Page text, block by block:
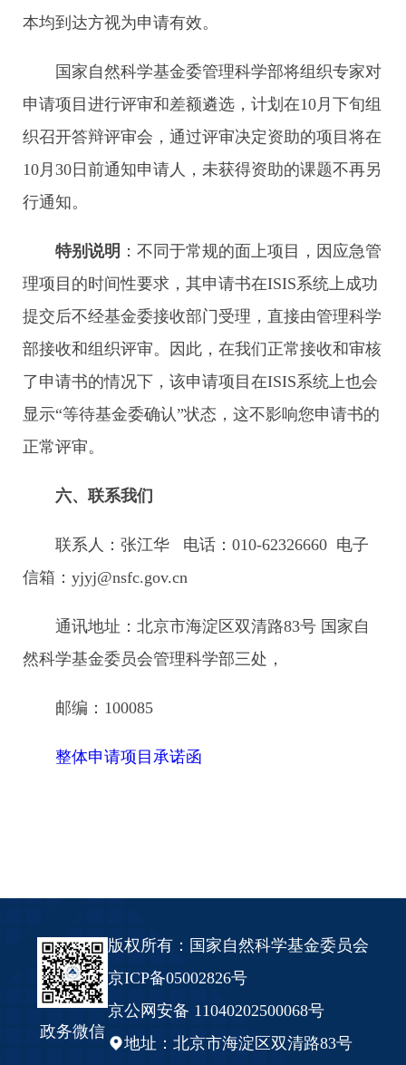
本均到达方视为申请有效。
国家自然科学基金委管理科学部将组织专家对
申请项目进行评审和差额遴选，计划在10月下旬组
织召开答辩评审会，通过评审决定资助的项目将在
10月30日前通知申请人，未获得资助的课题不再另
行通知。
特别说明 ：不同于常规的面上项目，因应急管
理项目的时间性要求，其申请书在ISIS系统上成功
提交后不经基金委接收部门受理，直接由管理科学
部接收和组织评审。因此，在我们正常接收和审核
了申请书的情况下，该申请项目在ISIS系统上也会
显示“等待基金委确认”状态，这不影响您申请书的
正常评审。
六、联系我们
联系人：张江华 电话：010-62326660 电子
信箱：yjyj@nsfc.gov.cn
通讯地址：北京市海淀区双清路83号 国家自
然科学基金委员会管理科学部三处，
邮编：100085
整体申请项目承诺函
政务微信
版权所有：国家自然科学基金委员会
京ICP备05002826号
京公网安备 11040202500068号
地址：北京市海淀区双清路83号